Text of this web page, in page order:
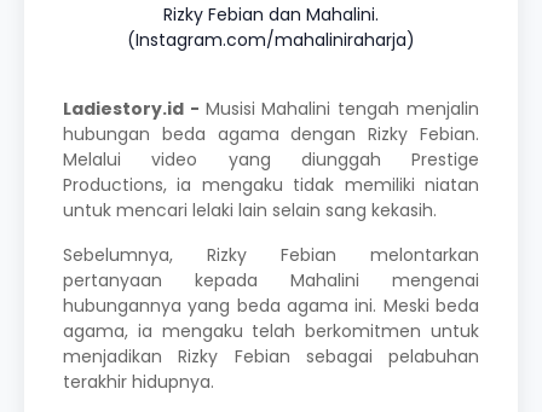
Rizky Febian dan Mahalini.
(Instagram.com/mahaliniraharja)
Ladiestory.id - MusisiMahalini tengah menjalin
hubungan beda agama denganRizky Febian.
Melalui video yang diunggah Prestige
Productions, ia mengaku tidak memiliki niatan
untuk mencari lelaki lain selain sang kekasih.
Sebelumnya, Rizky Febian melontarkan
pertanyaan kepada Mahalini mengenai
hubungannya yang beda agama ini. Meski beda
agama, ia mengaku telah berkomitmen untuk
menjadikan Rizky Febian sebagai pelabuhan
terakhir hidupnya.